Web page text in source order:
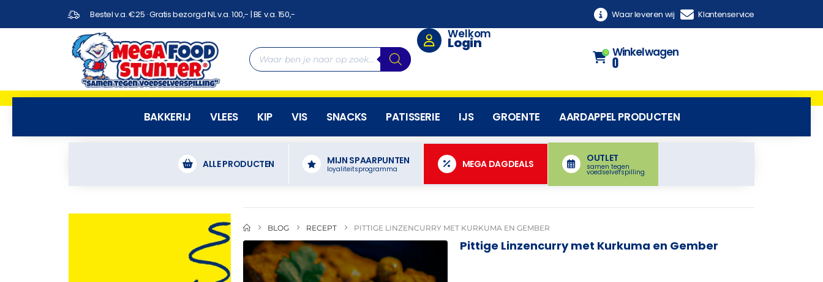
Bestel v.a. €25 · Gratis bezorgd NL v.a. 100,- | BE v.a. 150,- Waar leveren wij Klantenservice
Welkom
Login
0 Winkelwagen
0
BAKKERIJ VLEES KIP VIS SNACKS PATISSERIE IJS GROENTE AARDAPPEL PRODUCTEN
ALLE PRODUCTEN MIJN SPAARPUNTEN
loyaliteitsprogramma MEGA DAGDEALS
OUTLET
samen tegen
voedselverspilling
BLOG RECEPT PITTIGE LINZENCURRY MET KURKUMA EN GEMBER
Pittige Linzencurry met Kurkuma en Gember